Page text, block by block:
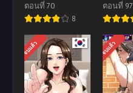
ตอนที่ 23
กันยายน 7, 2025
ตอนที่ 21
กันยายน 7, 2025
ตอนที่ 19
ตอนที่ 70
8
ตอนที่ 97
จบแล้ว จบแล้ว